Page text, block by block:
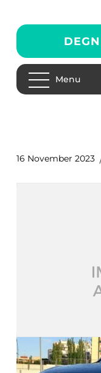
Menu
16 November 2023